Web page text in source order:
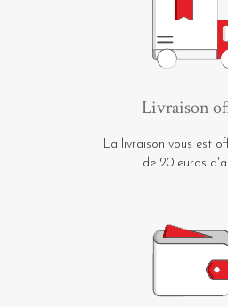
Livraison
La livraison vous est
de 20 euros